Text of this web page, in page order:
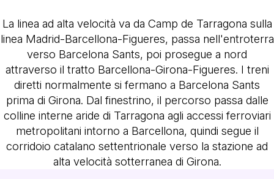
La linea ad alta velocità va da Camp de Tarragona sulla
linea Madrid-Barcellona-Figueres, passa nell'entroterra
verso Barcelona Sants, poi prosegue a nord
attraverso il tratto Barcellona-Girona-Figueres. I treni
diretti normalmente si fermano a Barcelona Sants
prima di Girona. Dal finestrino, il percorso passa dalle
colline interne aride di Tarragona agli accessi ferroviari
metropolitani intorno a Barcellona, quindi segue il
corridoio catalano settentrionale verso la stazione ad
alta velocità sotterranea di Girona.